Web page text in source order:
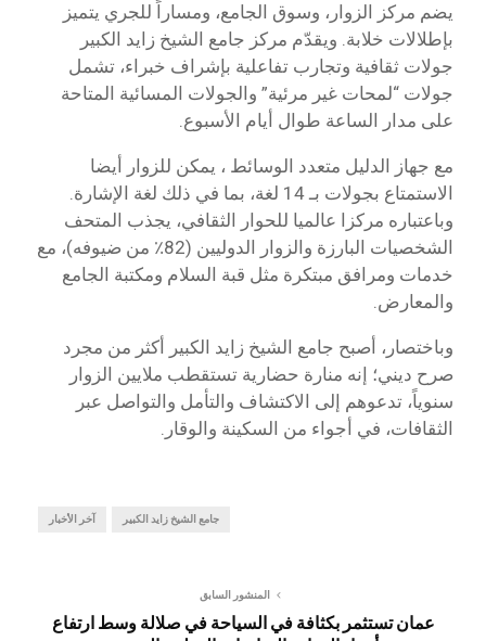
يضم مركز الزوار، وسوق الجامع، ومساراً للجري يتميز
بإطلالات خلابة. ويقدّم مركز جامع الشيخ زايد الكبير
جولات ثقافية وتجارب تفاعلية بإشراف خبراء، تشمل
جولات “لمحات غير مرئية” والجولات المسائية المتاحة
على مدار الساعة طوال أيام الأسبوع.
مع جهاز الدليل متعدد الوسائط ، يمكن للزوار أيضا
الاستمتاع بجولات بـ 14 لغة، بما في ذلك لغة الإشارة.
وباعتباره مركزا عالميا للحوار الثقافي، يجذب المتحف
الشخصيات البارزة والزوار الدوليين (82٪ من ضيوفه)، مع
خدمات ومرافق مبتكرة مثل قبة السلام ومكتبة الجامع
والمعارض.
وباختصار، أصبح جامع الشيخ زايد الكبير أكثر من مجرد
صرح ديني؛ إنه منارة حضارية تستقطب ملايين الزوار
سنوياً، تدعوهم إلى الاكتشاف والتأمل والتواصل عبر
الثقافات، في أجواء من السكينة والوقار.
آخر الأخبار جامع الشيخ زايد الكبير
المنشور السابق
عمان تستثمر بكثافة في السياحة في صلالة وسط ارتفاع